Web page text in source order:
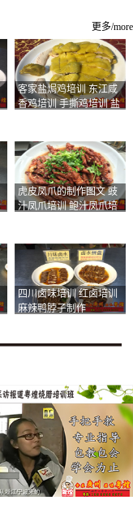
更多/more
客家盐焗鸡培训 东江咸
香鸡培训 手撕鸡培训 盐
虎皮凤爪的制作图文 豉
汁凤爪培训 鲍汁凤爪培
四川卤味培训 红卤培训
麻辣鸭脖子制作